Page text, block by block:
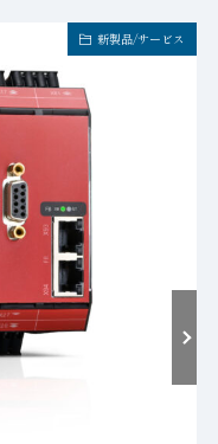
新製品/サービス